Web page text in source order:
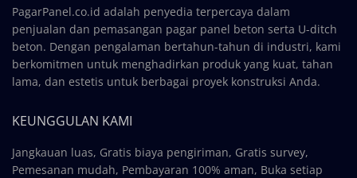
PagarPanel.co.id adalah penyedia terpercaya dalam
penjualan dan pemasangan pagar panel beton serta U-ditch
beton. Dengan pengalaman bertahun-tahun di industri, kami
berkomitmen untuk menghadirkan produk yang kuat, tahan
lama, dan estetis untuk berbagai proyek konstruksi Anda.
KEUNGGULAN KAMI
Jangkauan luas, Gratis biaya pengiriman, Gratis survey,
Pemesanan mudah, Pembayaran 100% aman, Buka setiap